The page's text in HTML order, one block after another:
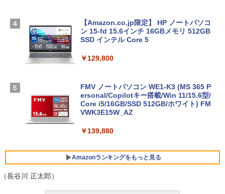
【Amazon.co.jp限定】 HP ノートパソコ
ン 15-fd 15.6インチ 16GBメモリ 512GB
SSD インテル Core 5
￥129,800
FMV ノートパソコン WE1-K3 (MS 365 P
ersonal/Copilotキー搭載/Win 11/15.6型/
Core i5/16GB/SSD 512GB/ホワイト) FM
VWK3E15W_AZ
￥139,880
Amazonランキングをもっと見る
（長谷川 正太郎）